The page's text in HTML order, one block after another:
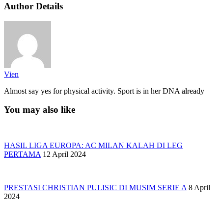
Author Details
Vien
Almost say yes for physical activity. Sport is in her DNA already
You may also like
HASIL LIGA EUROPA: AC MILAN KALAH DI LEG
PERTAMA 12 April 2024
PRESTASI CHRISTIAN PULISIC DI MUSIM SERIE A 8 April
2024